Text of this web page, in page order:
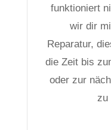
funktioniert
wir dir
Reparatur,
die Zeit bis
oder zur
zu